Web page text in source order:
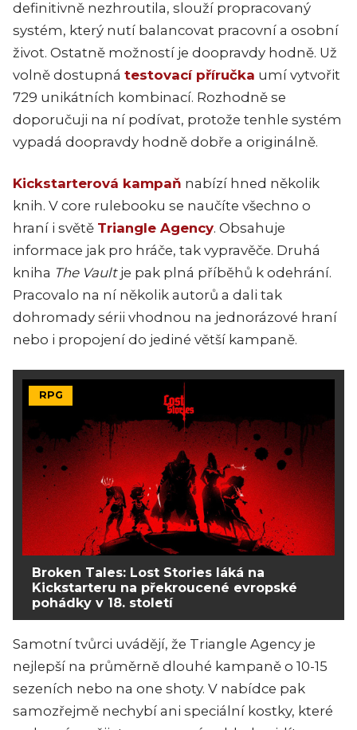
definitivně nezhroutila, slouží propracovaný
systém, který nutí balancovat pracovní a osobní
život. Ostatně možností je doopravdy hodně. Už
volně dostupná testovací příručka umí vytvořit
729 unikátních kombinací. Rozhodně se
doporučuji na ní podívat, protože tenhle systém
vypadá doopravdy hodně dobře a originálně.
Kickstarterová kampaň nabízí hned několik
knih. V core rulebooku se naučíte všechno o
hraní i světě Triangle Agency. Obsahuje
informace jak pro hráče, tak vypravěče. Druhá
kniha The Vaultje pak plná příběhů k odehrání.
Pracovalo na ní několik autorů a dali tak
dohromady sérii vhodnou na jednorázové hraní
nebo i propojení do jediné větší kampaně.
RPG
Broken Tales: Lost Stories láká na
Kickstarteru na překroucené evropské
pohádky v 18. století
Samotní tvůrci uvádějí, že Triangle Agency je
nejlepší na průměrně dlouhé kampaně o 10-15
sezeních nebo na one shoty. V nabídce pak
samozřejmě nechybí ani speciální kostky, které